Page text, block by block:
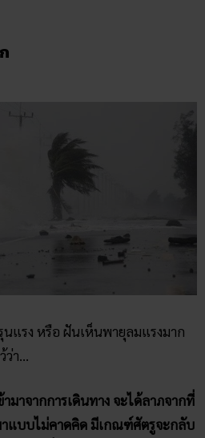
แรง หรือ ฝันเห็นพายุลมแรงมาก
ว่า…
มาจากการเดินทาง จะได้ลาภจากที่
าแบบไม่คาดคิด มีเกณฑ์ศัตรูจะกลับ